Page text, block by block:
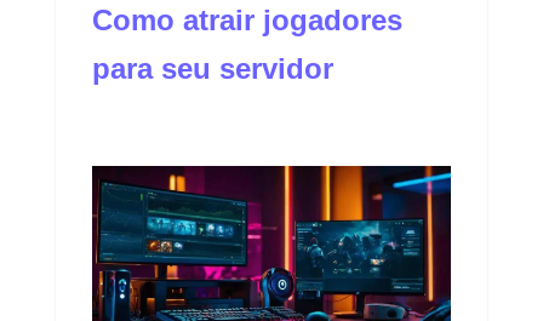
Como atrair jogadores
para seu servidor